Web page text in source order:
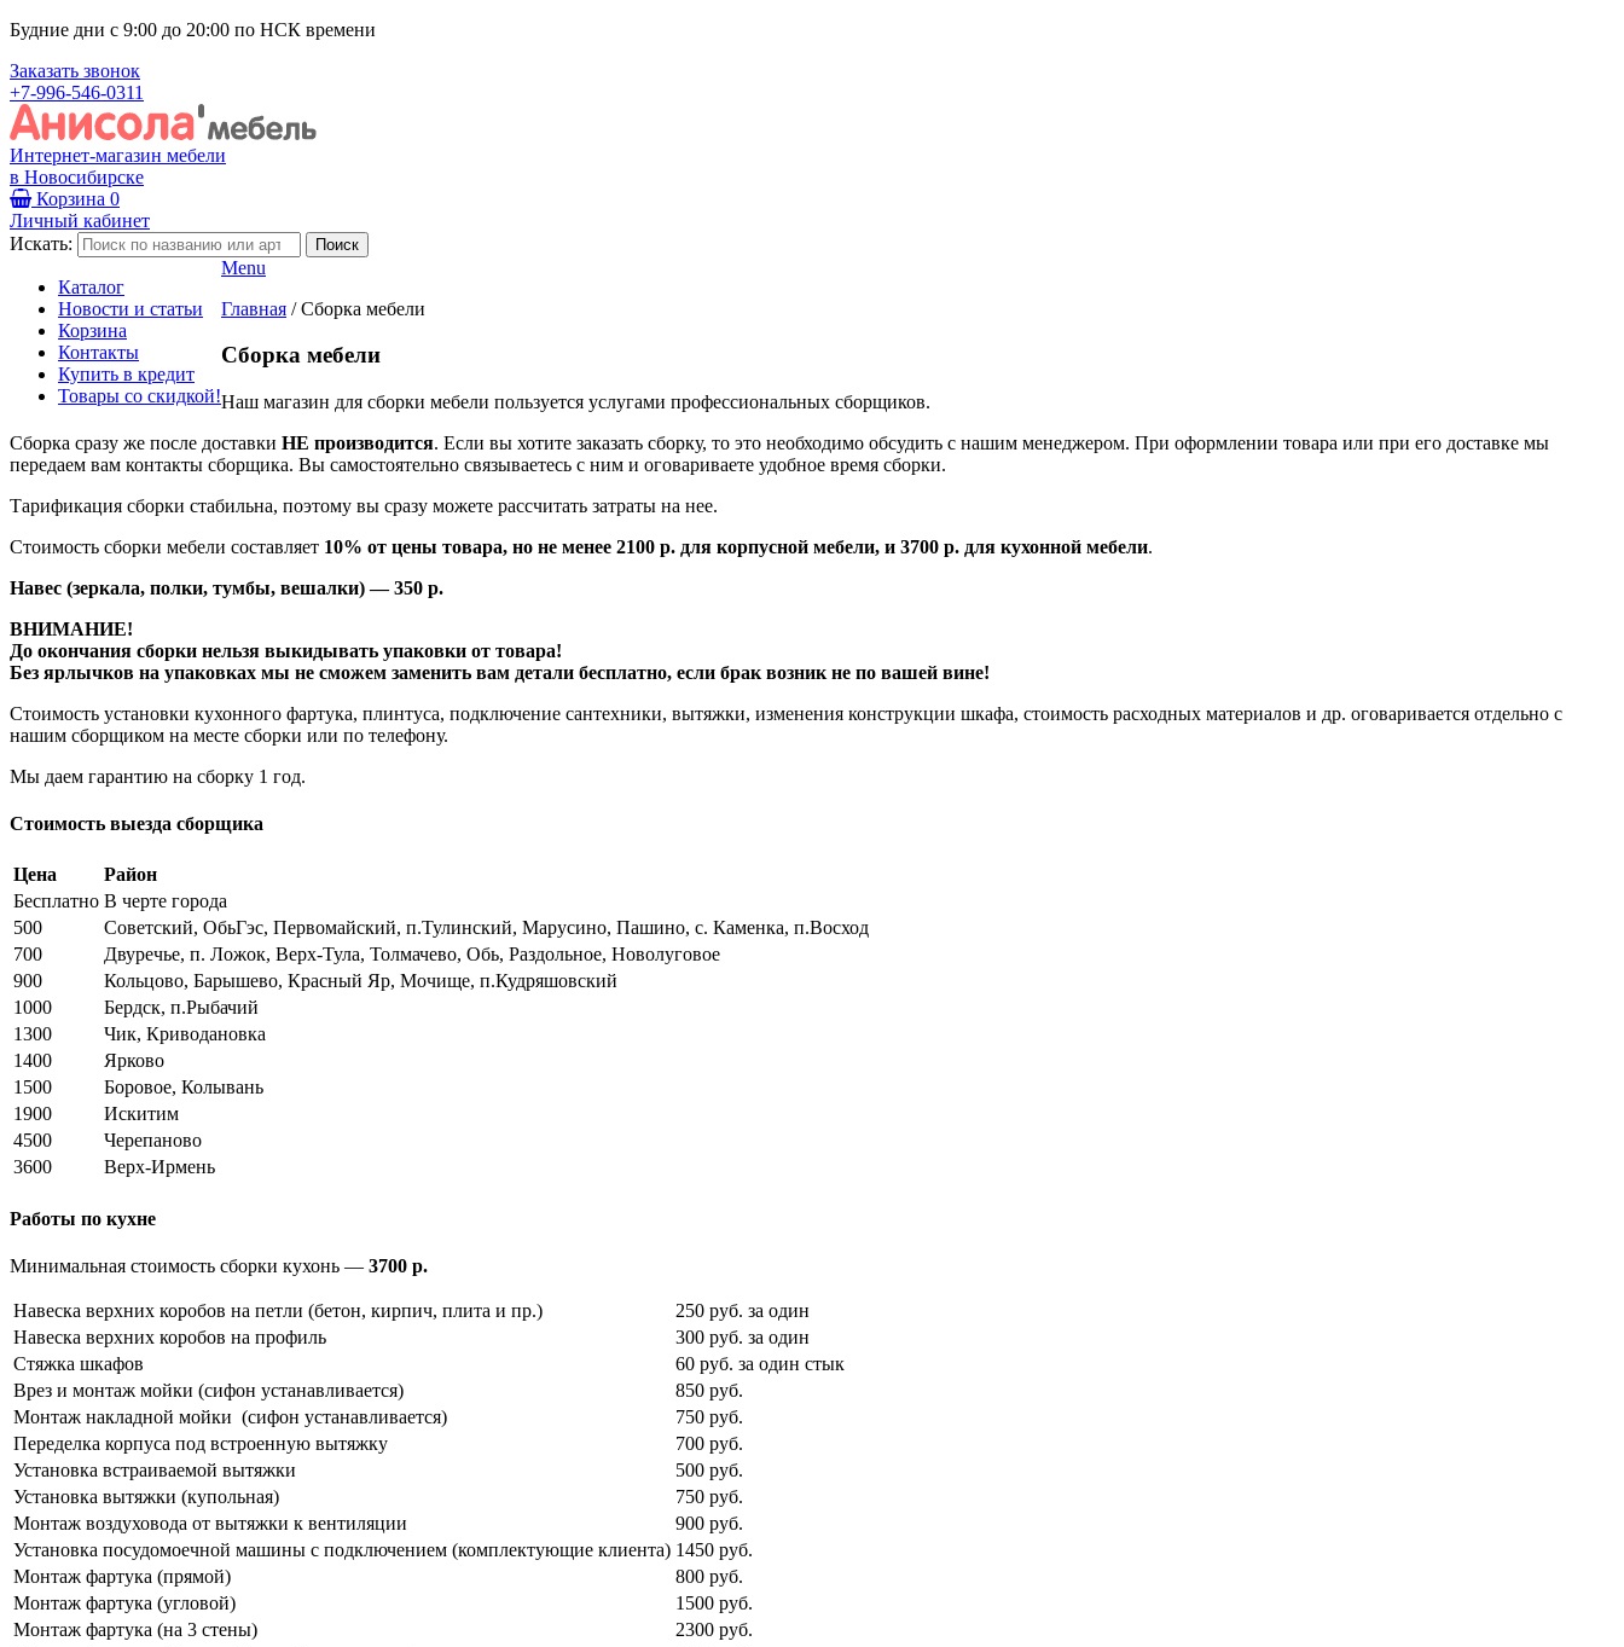
Будние дни с 9:00 до 20:00 по НСК времени
Заказать звонок
+7-996-546-0311
Интернет-магазин мебели
в Новосибирске
Корзина 0
Личный кабинет
Искать:
Каталог
Новости и статьи
Корзина
Контакты
Купить в кредит
Товары со скидкой!
Menu
Главная / Сборка мебели
Сборка мебели
Наш магазин для сборки мебели пользуется услугами профессиональных сборщиков.
Сборка сразу же после доставки НЕ производится. Если вы хотите заказать сборку, то это необходимо обсудить с нашим менеджером. При оформлении товара или при его доставке мы
передаем вам контакты сборщика. Вы самостоятельно связываетесь с ним и оговариваете удобное время сборки.
Тарификация сборки стабильна, поэтому вы сразу можете рассчитать затраты на нее.
Стоимость сборки мебели составляет 10% от цены товара, но не менее 2100 р. для корпусной мебели, и 3700 р. для кухонной мебели.
Навес (зеркала, полки, тумбы, вешалки) — 350 р.
ВНИМАНИЕ!
До окончания сборки нельзя выкидывать упаковки от товара!
Без ярлычков на упаковках мы не сможем заменить вам детали бесплатно, если брак возник не по вашей вине!
Стоимость установки кухонного фартука, плинтуса, подключение сантехники, вытяжки, изменения конструкции шкафа, стоимость расходных материалов и др. оговаривается отдельно с
нашим сборщиком на месте сборки или по телефону.
Мы даем гарантию на сборку 1 год.
Стоимость выезда сборщика
Цена
Район
Бесплатно В черте города
500
Советский, ОбьГэс, Первомайский, п.Тулинский, Марусино, Пашино, с. Каменка, п.Восход
700
Двуречье, п. Ложок, Верх-Тула, Толмачево, Обь, Раздольное, Новолуговое
900
Кольцово, Барышево, Красный Яр, Мочище, п.Кудряшовский
1000
Бердск, п.Рыбачий
1300
Чик, Криводановка
1400
Ярково
1500
Боровое, Колывань
1900
Искитим
4500
Черепаново
3600
Верх-Ирмень
Работы по кухне
Минимальная стоимость сборки кухонь — 3700 р.
Навеска верхних коробов на петли (бетон, кирпич, плита и пр.)
250 руб. за один
Навеска верхних коробов на профиль
300 руб. за один
Стяжка шкафов
60 руб. за один стык
Врез и монтаж мойки (сифон устанавливается)
850 руб.
Монтаж накладной мойки (сифон устанавливается)
750 руб.
Переделка корпуса под встроенную вытяжку
700 руб.
Установка встраиваемой вытяжки
500 руб.
Установка вытяжки (купольная)
750 руб.
Монтаж воздуховода от вытяжки к вентиляции
900 руб.
Установка посудомоечной машины с подключением (комплектующие клиента) 1450 руб.
Монтаж фартука (прямой)
800 руб.
Монтаж фартука (угловой)
1500 руб.
Монтаж фартука (на 3 стены)
2300 руб.